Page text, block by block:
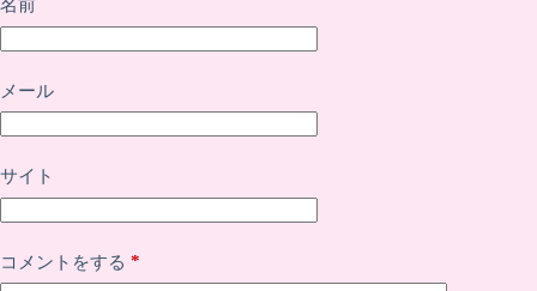
名前
メール
サイト
コメントをする *